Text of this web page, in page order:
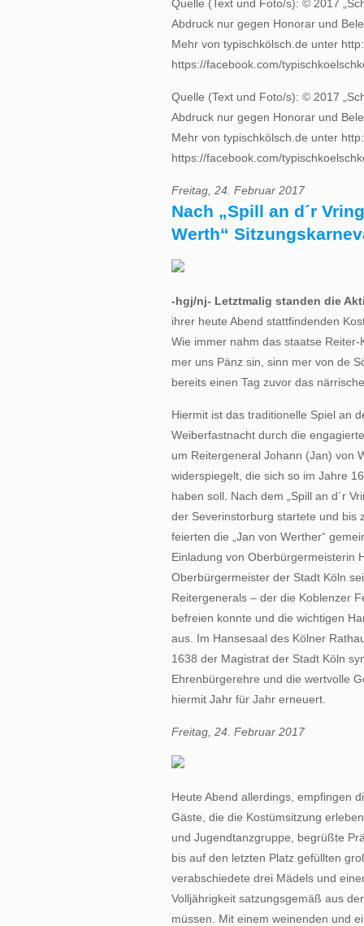
Quelle (Text und Foto/s): © 2017
Abdruck nur gegen Honorar und
Mehr von typischkölsch.de unter
https://facebook.com/
Quelle (Text und Foto/s): © 2017
Abdruck nur gegen Honorar und
Mehr von typischkölsch.de unter
https://facebook.com/
Freitag, 24. Februar 2017
Nach „Spill an d´r
Werth“
-hgj/nj- Letztmalig standen die
ihrer heute Abend stattfindenden
Wie immer nahm das staatse
mer uns Pänz sin, sinn mer von de
bereits einen Tag zuvor das
Hiermit ist das traditionelle Spiel an
Weiberfastnacht durch die
um Reitergeneral Johann (Jan) von
widerspiegelt, die sich so im Jahre
haben soll. Nach dem „Spill an d´r
der Severinstorburg startete und bis
feierten die „Jan von Werther“
Einladung von Oberbürgermeisterin
Oberbürgermeister der Stadt Köln
Reitergenerals – der die Koblenzer
befreien konnte und die wichtigen
aus. Im Hansesaal des Kölner
1638 der Magistrat der Stadt Köln
Ehrenbürgerehre und die wertvolle
hiermit Jahr für Jahr erneuert.
Freitag, 24. Februar 2017
Heute Abend allerdings, empfingen
Gäste, die die Kostümsitzung
und Jugendtanzgruppe, begrüßte
bis auf den letzten Platz gefüllten
verabschiedete drei Mädels und
Volljährigkeit satzungsgemäß aus
müssen. Mit einem weinenden und